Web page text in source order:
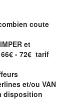
coute
et
66€ - 72€ tarif
et/ou VAN
disposition